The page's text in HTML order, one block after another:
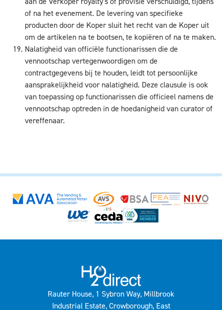
of na het evenement. De levering van specifieke
producten door de Koper sluit het recht van de Koper uit
om de artikelen na te bootsen, te kopiëren of na te maken.
Nalatigheid van officiële functionarissen die de
vennootschap vertegenwoordigen om de
contractgegevens bij te houden, leidt tot persoonlijke
aansprakelijkheid voor nalatigheid. Deze clausule is ook
van toepassing op functionarissen die officieel namens de
vennootschap optreden in de hoedanigheid van curator of
vereffenaar.
Rauter House, 1 Sybron Way, Millbrook
Industrial Estate, Crowborough, East